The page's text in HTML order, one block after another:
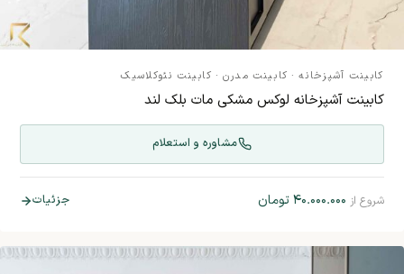
کابینت آشپزخانه· کابینت مدرن· کابینت نئوکلاسیک
کابینت آشپزخانه لوکس مشکی مات بلک لند
مشاوره و استعلام
شروع از ۴۰.۰۰۰.۰۰۰ تومان جزئیات